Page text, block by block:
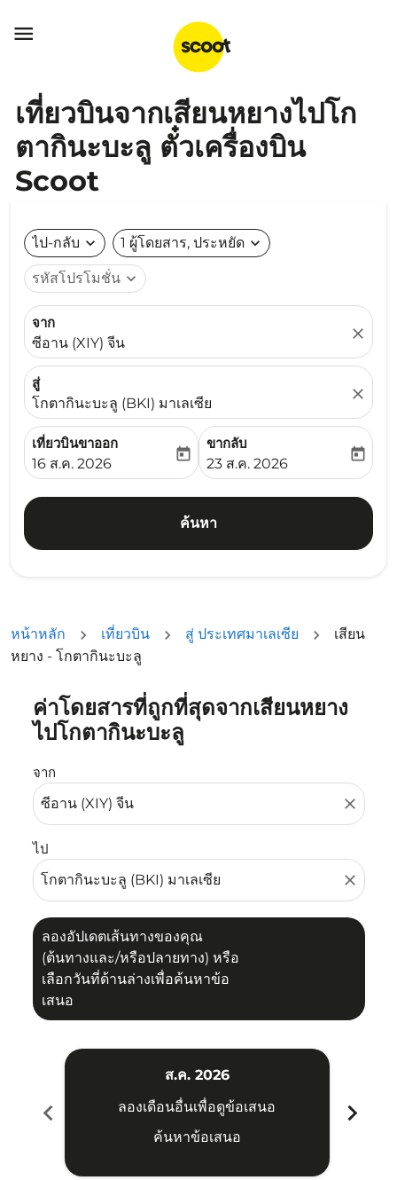

เที่ยวบินจากเสียนหยางไปโก
ตากินะบะลู ตั๋วเครื่องบิน
Scoot
ไป-กลับ expand_more 1 ผู้โดยสาร, ประหยัด expand_more
รหัสโปรโมชั่น expand_more
จาก
ซีอาน (XIY) จีน
close
สู่
โกตากินะบะลู (BKI) มาเลเซีย
close
เที่ยวบินขาออก
fc-booking-departure-date-aria-label
16 ส.ค. 2026
today
ขากลับ
fc-booking-return-date-
23 ส.ค. 2026
today
ค้นหา
หน้าหลัก เที่ยวบิน สู่ ประเทศมาเลเซีย
เสียน
หยาง - โกตากินะบะลู
ค่าโดยสารที่ถูกที่สุดจากเสียนหยาง
ไปโกตากินะบะลู
จาก
close
ไป
close
ลองอัปเดตเส้นทางของคุณ
(ต้นทางและ/หรือปลายทาง) หรือ
เลือกวันที่ด้านล่างเพื่อค้นหาข้อ
เสนอ
ลองอัปเดตเส้นทางของคุณ (ต้นทางและ/หรือปลายทาง) หรื
chevron_left
ส.ค. 2026
ลองเดือนอื่นเพื่อดูข้อเสนอ
ค้นหาข้อเสนอ
chevron_right